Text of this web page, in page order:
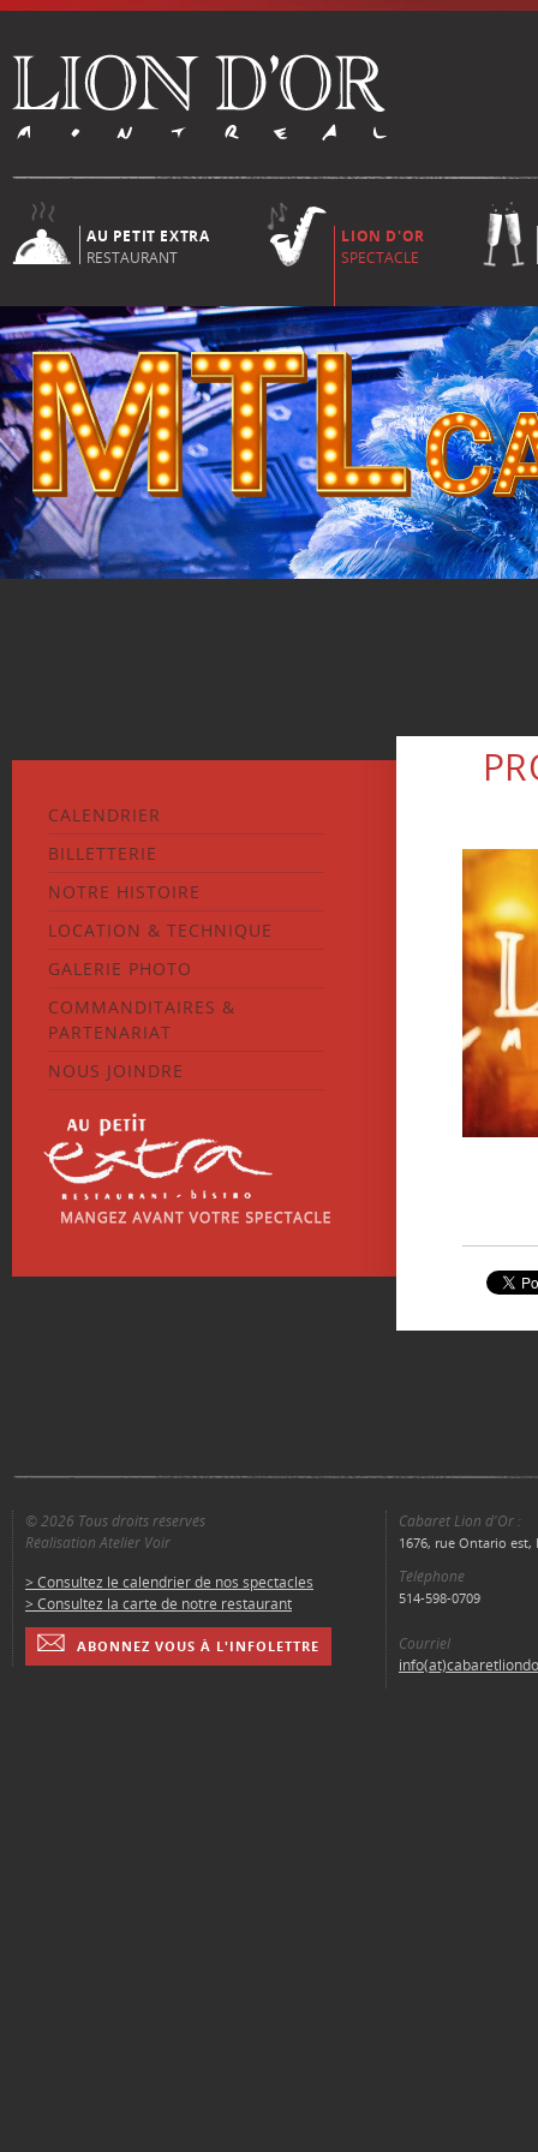
AU PETIT EXTRA
RESTAURANT
LION D'OR
SPECTACLE
CALENDRIER
BILLETTERIE
NOTRE HISTOIRE
LOCATION & TECHNIQUE
GALERIE PHOTO
COMMANDITAIRES &
PARTENARIAT
NOUS JOINDRE
© 2026 Tous droits réservés
Réalisation Atelier Voir
> Consultez le calendrier de nos spectacles
> Consultez la carte de notre restaurant
ABONNEZ VOUS À L'INFOLETTRE
Cabaret Lion d'Or :
1676, rue Ontario est,
Téléphone
514-598-0709
Courriel